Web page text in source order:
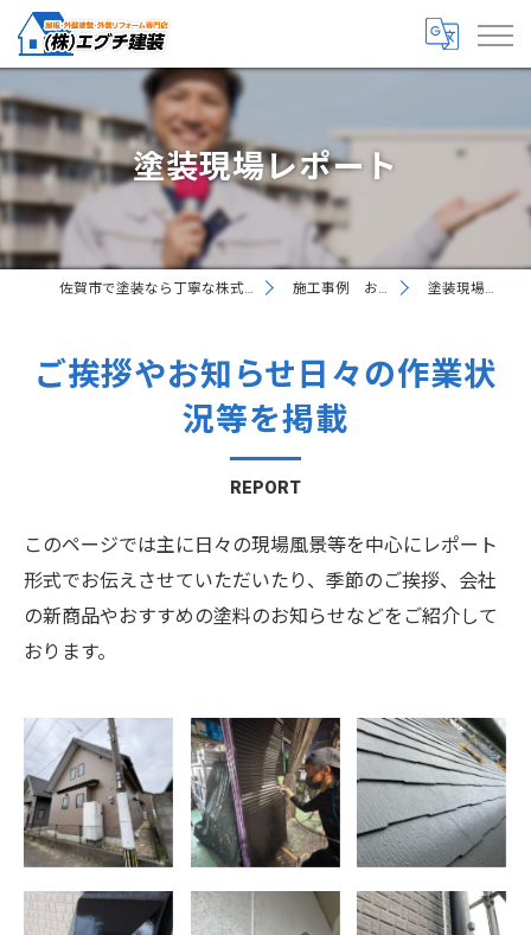
塗装現場レポート
佐賀市で塗装なら丁寧な株式会社エグチ建装 施工事例 お客様の声 塗装現場レポート
ご挨拶やお知らせ日々の作業状
況等を掲載
REPORT
このページでは主に日々の現場風景等を中心にレポート
形式でお伝えさせていただいたり、季節のご挨拶、会社
の新商品やおすすめの塗料のお知らせなどをご紹介して
おります。
大川市 戸建中
古住宅塗装工事
福岡県大川市
戸建賃貸住宅塗
装 附帯部塗装
福岡県大川市
戸建賃貸住宅塗
装工事 屋根塗
装
福岡県大川市賃
福岡県大川市賃
福岡県大川市賃